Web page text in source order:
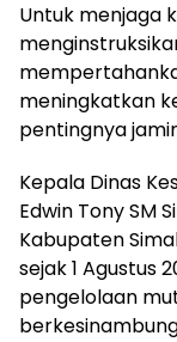
Untuk menjaga
meningkatkan
pentingnya
Kepala Dinas
Edwin Tony SM
Kabupaten
sejak 1 Agustus
pengelolaan